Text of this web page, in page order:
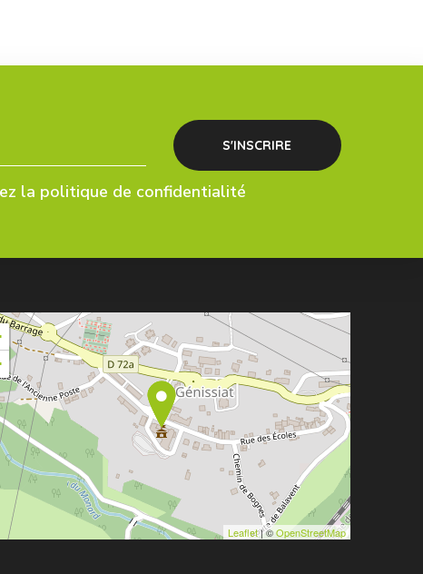
la politique de confidentialité
Leaflet| ©OpenStreetMap